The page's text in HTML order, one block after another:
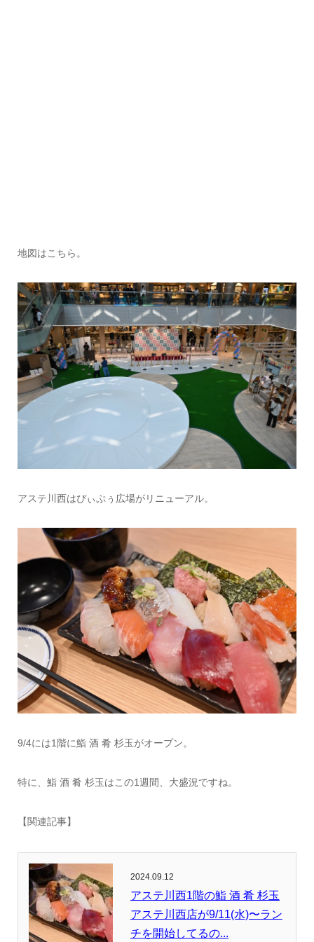
地図はこちら。
アステ川西はぴぃぷぅ広場がリニューアル。
9/4には1階に鮨 酒 肴 杉玉がオープン。
特に、鮨 酒 肴 杉玉はこの1週間、大盛況ですね。
【関連記事】
2024.09.12
アステ川西1階の鮨 酒 肴 杉玉
アステ川西店が9/11(水)〜ラン
チを開始してるの...